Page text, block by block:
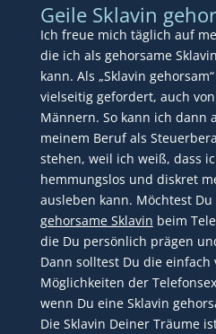
Geile Sklavin
Ich freue mich täglich auf
die ich als gehorsame
kann. Als „Sklavin
vielseitig gefordert, auch
Männern. So kann ich dann
meinem Beruf als
stehen, weil ich weiß, dass
hemmungslos und diskret
ausleben kann. Möchtest
gehorsame Sklavin beim
die Du persönlich prägen
Dann solltest Du die einfach
Möglichkeiten der
wenn Du eine Sklavin
Die Sklavin Deiner Träume